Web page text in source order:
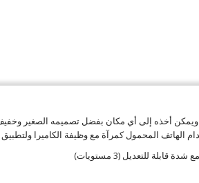
أخذه إلى أي مكان بفضل تصميمه الصغير
المحمول كمرآة مع وظيفة الكاميرا ولتطبيق